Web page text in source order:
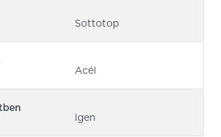
Sottotop
Acél
Igen